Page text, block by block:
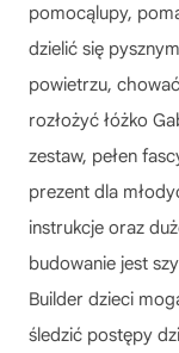
pomocąlupy,
dzielić się
powietrzu,
rozłożyć łóżko
zestaw, pełen
prezent dla
instrukcje oraz
budowanie jest
Builder dzieci
śledzić postępy